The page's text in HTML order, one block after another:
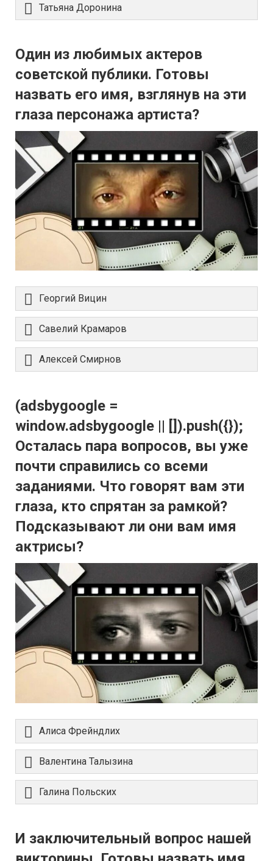
Татьяна Доронина
Один из любимых актеров
советской публики. Готовы
назвать его имя, взглянув на эти
глаза персонажа артиста?
Георгий Вицин
Савелий Крамаров
Алексей Смирнов
(adsbygoogle =
window.adsbygoogle || []).push({});
Осталась пара вопросов, вы уже
почти справились со всеми
заданиями. Что говорят вам эти
глаза, кто спрятан за рамкой?
Подсказывают ли они вам имя
актрисы?
Алиса Фрейндлих
Валентина Талызина
Галина Польских
И заключительный вопрос нашей